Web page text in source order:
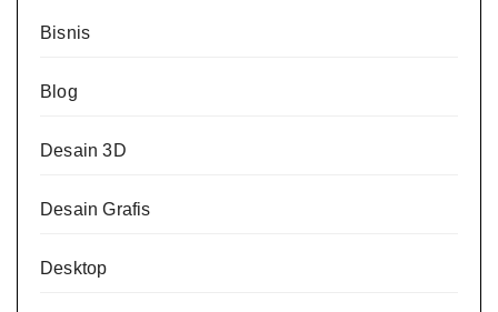
Bisnis
Blog
Desain 3D
Desain Grafis
Desktop